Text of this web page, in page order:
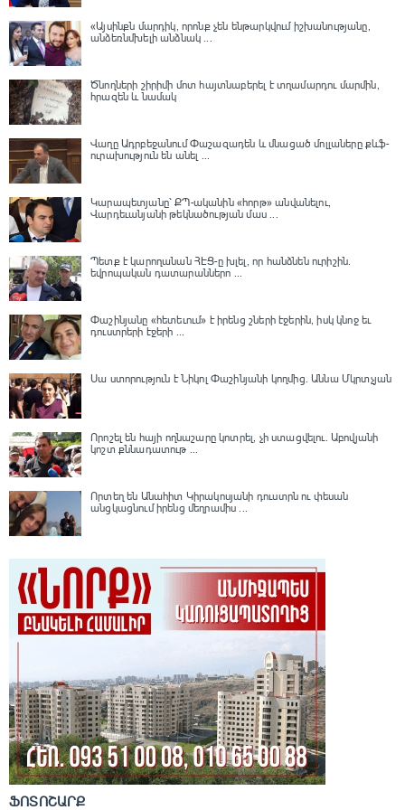
«Այսինքն մարդիկ, որոնք չեն ենթարկվում իշխանությանը,
անձեռնմխելի անձնակ ...
Ծնողների շիրիմի մոտ հայտնաբերել է տղամարդու մարմին,
հրազեն և նամակ
Վաղը Ադրբեջանում Փաշազադեն և մնացած մոլլաները քևֆ-
ուրախություն են անել ...
Կարապետյանը՝ ՔՊ-ականին «հորթ» անվանելու,
Վարդեւանյանի թեկնածության մաս ...
Պետք է կարողանան ՀԷՑ-ը խլել, որ հանձնեն ուրիշին.
եվրոպական դատարաններո ...
Փաշինյանը «հետեւում» է իրենց շների էջերին, իսկ կնոջ եւ
դուստրերի էջերի ...
Սա ստորություն է Նիկոլ Փաշինյանի կողմից․ Աննա Մկրտչյան
Որոշել են հայի ողնաշարը կոտրել, չի ստացվելու․ Աբովյանի
կոշտ քննադատութ ...
Որտեղ են Անահիտ Կիրակոսյանի դուստրն ու փեսան
անցկացնում իրենց մեղրամիս ...
ՖՈՏՈՇԱՐՔ